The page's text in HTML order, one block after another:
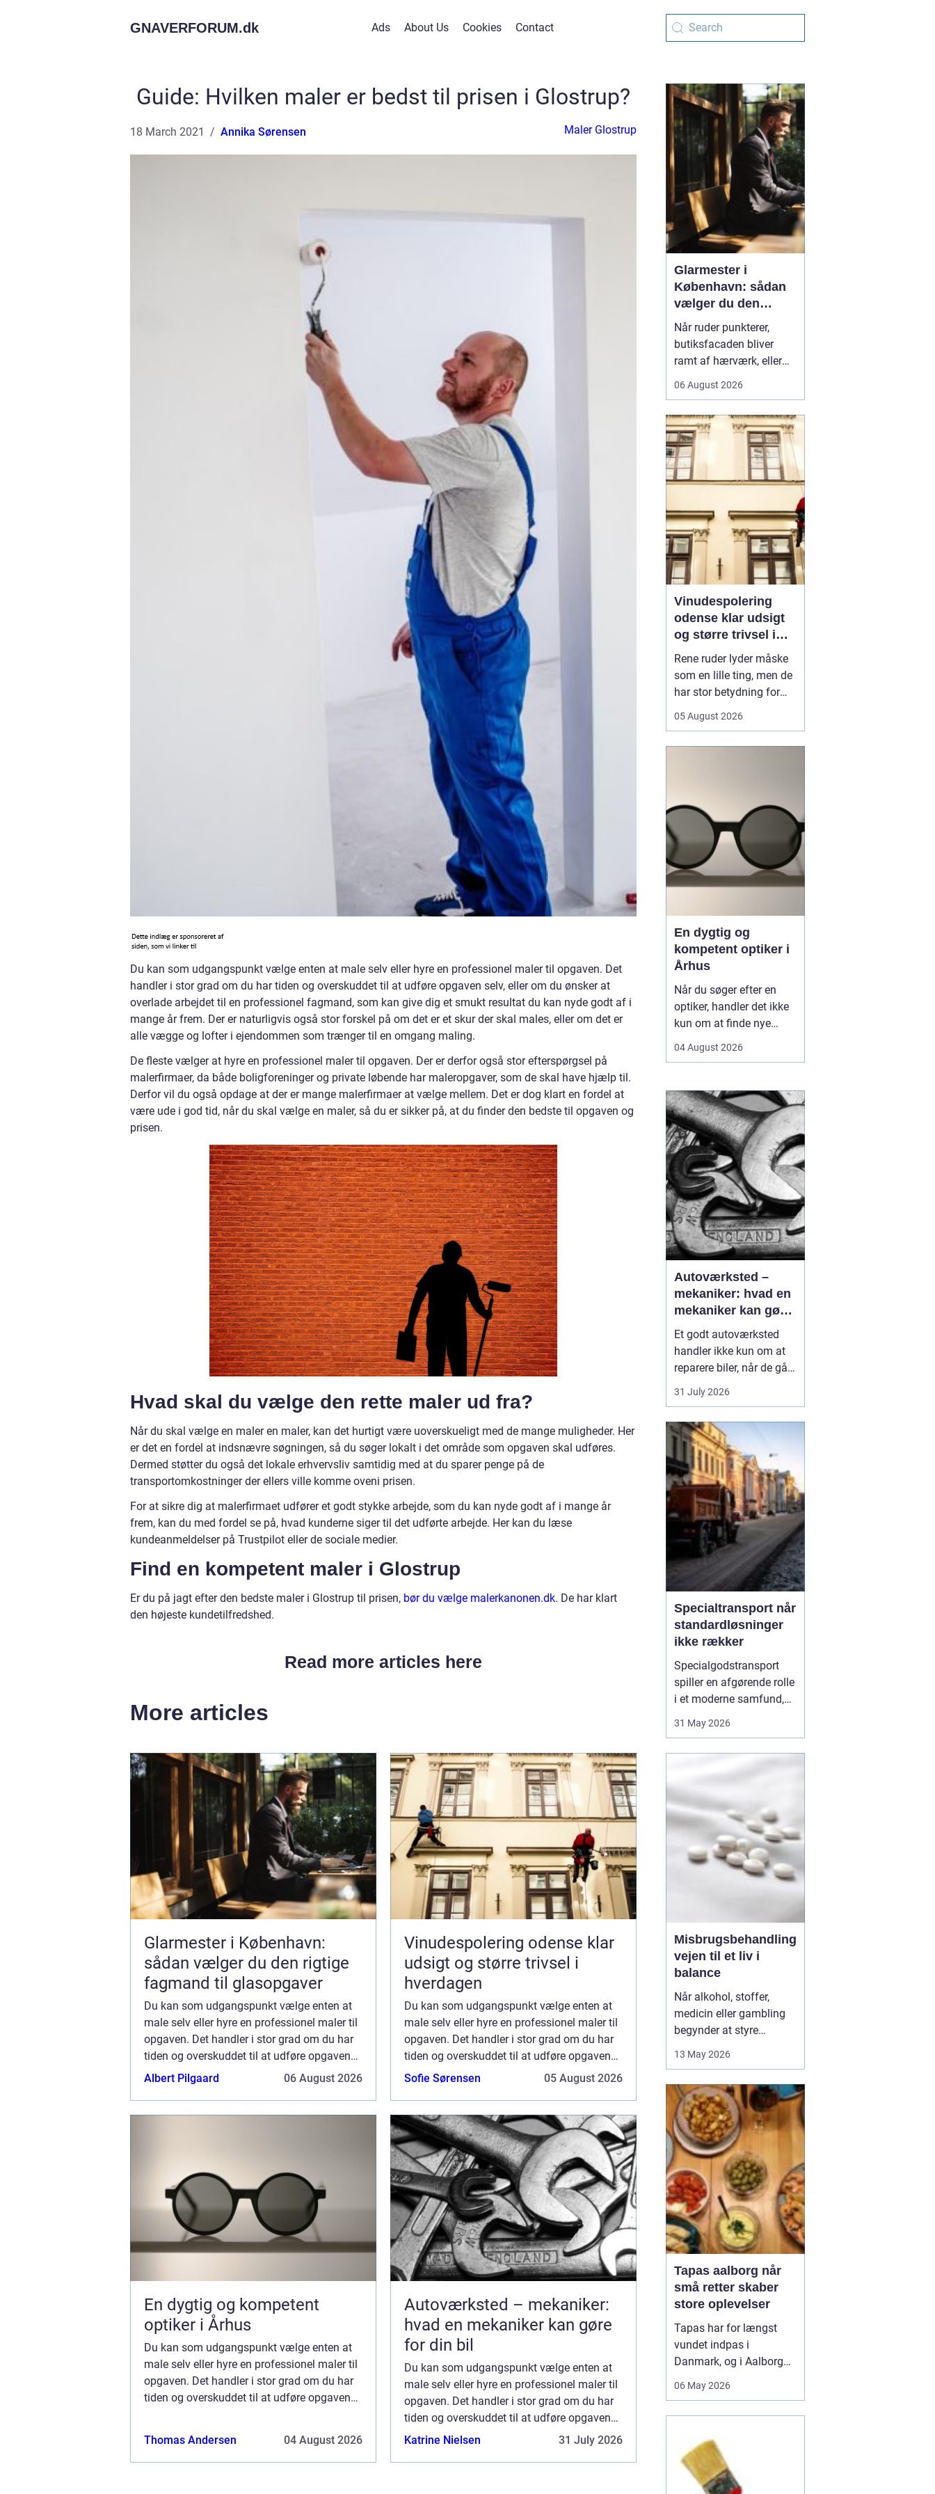
GNAVERFORUM.dk Ads About Us Cookies Contact
Guide: Hvilken maler er bedst til prisen i Glostrup?
18 March 2021 Annika Sørensen Maler Glostrup
Du kan som udgangspunkt vælge enten at male selv eller hyre en professionel maler til opgaven. Det
handler i stor grad om du har tiden og overskuddet til at udføre opgaven selv, eller om du ønsker at
overlade arbejdet til en professionel fagmand, som kan give dig et smukt resultat du kan nyde godt af i
mange år frem. Der er naturligvis også stor forskel på om det er et skur der skal males, eller om det er
alle vægge og lofter i ejendommen som trænger til en omgang maling.
De fleste vælger at hyre en professionel maler til opgaven. Der er derfor også stor efterspørgsel på
malerfirmaer, da både boligforeninger og private løbende har maleropgaver, som de skal have hjælp til.
Derfor vil du også opdage at der er mange malerfirmaer at vælge mellem. Det er dog klart en fordel at
være ude i god tid, når du skal vælge en maler, så du er sikker på, at du finder den bedste til opgaven og
prisen.
Hvad skal du vælge den rette maler ud fra?
Når du skal vælge en maler en maler, kan det hurtigt være uoverskueligt med de mange muligheder. Her
er det en fordel at indsnævre søgningen, så du søger lokalt i det område som opgaven skal udføres.
Dermed støtter du også det lokale erhvervsliv samtidig med at du sparer penge på de
transportomkostninger der ellers ville komme oveni prisen.
For at sikre dig at malerfirmaet udfører et godt stykke arbejde, som du kan nyde godt af i mange år
frem, kan du med fordel se på, hvad kunderne siger til det udførte arbejde. Her kan du læse
kundeanmeldelser på Trustpilot eller de sociale medier.
Find en kompetent maler i Glostrup
Er du på jagt efter den bedste maler i Glostrup til prisen, bør du vælge malerkanonen.dk. De har klart
den højeste kundetilfredshed.
Read more articles here
More articles
Glarmester i København:
sådan vælger du den rigtige
fagmand til glasopgaver
Du kan som udgangspunkt vælge enten at
male selv eller hyre en professionel maler til
opgaven. Det handler i stor grad om du har
tiden og overskuddet til at udføre opgaven
selv, eller om du ønsker at overlade arbejdet
Albert Pilgaard 06 August 2026
Vinudespolering odense klar
udsigt og større trivsel i
hverdagen
Du kan som udgangspunkt vælge enten at
male selv eller hyre en professionel maler til
opgaven. Det handler i stor grad om du har
tiden og overskuddet til at udføre opgaven
selv, eller om du ønsker at overlade arbejdet
Sofie Sørensen 05 August 2026
En dygtig og kompetent
optiker i Århus
Du kan som udgangspunkt vælge enten at
male selv eller hyre en professionel maler til
opgaven. Det handler i stor grad om du har
tiden og overskuddet til at udføre opgaven
Thomas Andersen 04 August 2026
Autoværksted – mekaniker:
hvad en mekaniker kan gøre
for din bil
Du kan som udgangspunkt vælge enten at
male selv eller hyre en professionel maler til
opgaven. Det handler i stor grad om du har
tiden og overskuddet til at udføre opgaven
selv, eller om du ønsker at overlade arbejdet
Katrine Nielsen 31 July 2026
Glarmester i
København: sådan
vælger du den
rigtige fagmand til
glasopgaver
Når ruder punkterer,
butiksfacaden bliver
ramt af hærværk, eller
lysere og mere moderne
glarmester en central
rolle.
En glarmester i
Københa...
06 August 2026
Vinudespolering
odense klar udsigt
og større trivsel i
hverdagen
Rene ruder lyder måske
som en lille ting, men de
har stor betydning for
indtryk af en bolig eller
tunge at være i. I en by
som Odense, hv...
05 August 2026
En dygtig og
kompetent optiker i
Århus
Når du søger efter en
optiker, handler det ikke
kun om at finde nye
men om at få faglig
synsprøver og produkter,
der passer til din
hverdag. I hjertet af byen
find...
04 August 2026
Autoværksted –
mekaniker: hvad en
mekaniker kan gøre
for din bil
Et godt autoværksted
handler ikke kun om at
reparere biler, når de går i
stykker. Det handler i lige
så høj grad om
klare svar, når du som
bilist står med
spørgsmål om s...
31 July 2026
Specialtransport når
standardløsninger
ikke rækker
Specialgodstransport
spiller en afgørende rolle
i et moderne samfund,
mere specialiseret, og
tungere og større. Når
vindmøllekomponenter,
både eller siloer skal
flyttes, er almindelig
lastbil...
31 May 2026
Misbrugsbehandling
vejen til et liv i
balance
Når alkohol, stoffer,
medicin eller gambling
begynder at styre
ikke kun personen med
hele familien. Mange går
længe alene med
skammen og tvivlen, før
de søger hjælp. Her kan
professionel
misbrugsbehandling g...
13 May 2026
Tapas aalborg når
små retter skaber
store oplevelser
Tapas har for længst
vundet indpas i
Danmark, og i Aalborg
deres helt eget liv. Her
deletradition, og
resultatet er en afslappet
spiseform, hvor smag,
06 May 2026